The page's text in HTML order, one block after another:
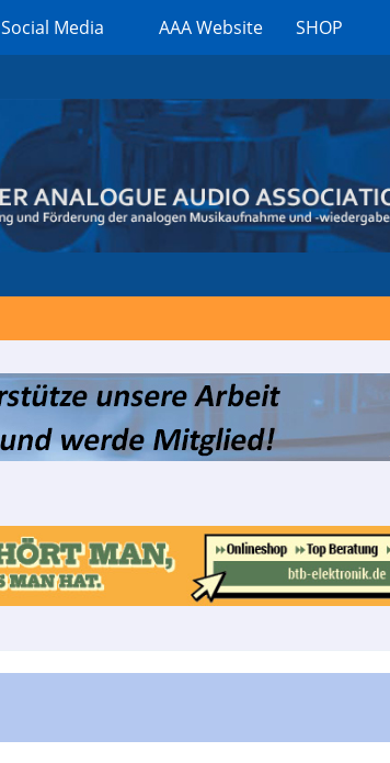
Social Media AAA Website SHOP